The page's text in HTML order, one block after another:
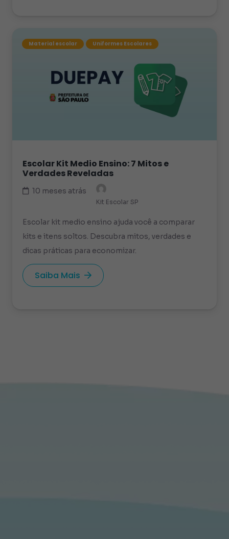
Material escolar Uniformes Escolares
Escolar Kit Medio Ensino: 7 Mitos e
Verdades Reveladas
10 meses atrás
Kit Escolar SP
Escolar kit medio ensino ajuda você a comparar
kits e itens soltos. Descubra mitos, verdades e
dicas práticas para economizar.
Saiba Mais